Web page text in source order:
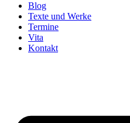
Blog
Texte und Werke
Termine
Vita
Kontakt